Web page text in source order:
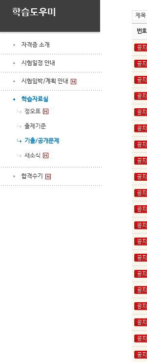
학습도우미
자격증 소개
시험일정 안내
시험임박/계획 안내
학습자료실
정오표
출제기준
기출/공개문제
새소식
합격수기
번호